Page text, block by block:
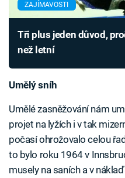
ZAJÍMAVOSTI
Tři plus jeden důvod,
než letní
Umělý sníh
Umělé zasněžování nám
projet na lyžích i v tak
počasí ohrožovalo celou
to bylo roku 1964 v
musely na saních a v